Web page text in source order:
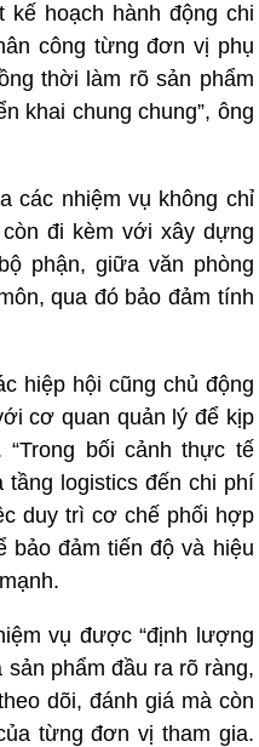
kế hoạch hành động chi
công từng đơn vị phụ
thời làm rõ sản phẩm
khai chung chung”, ông
các nhiệm vụ không chỉ
đi kèm với xây dựng
phận, giữa văn phòng
qua đó bảo đảm tính
hiệp hội cũng chủ động
cơ quan quản lý để kịp
bối cảnh thực tế
tầng logistics đến chi phí
duy trì cơ chế phối hợp
bảo đảm tiến độ và hiệu
vụ được “định lượng
sản phẩm đầu ra rõ ràng,
dõi, đánh giá mà còn
từng đơn vị tham gia.